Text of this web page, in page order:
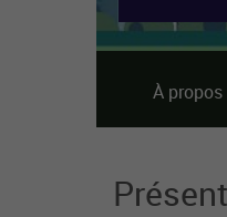
À propos